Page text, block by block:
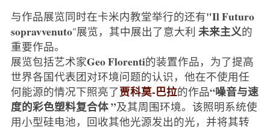
与作品展览同时在卡米内教堂举行的还有"Il Futuro
sopravvenuto"展览，其中展出了意大利 未来主义的
重要作品。
展览包括艺术家Geo Florenti的装置作品，为了提高
世界各国代表团对环境问题的认识，他在不使用任
何能源的情况下照亮了贾科莫-巴拉的作品“噪音与速
度的彩色塑料复合体 ”及其周围环境。该照明系统使
用小型硅电池，回收其他光源发出的光，并将其转